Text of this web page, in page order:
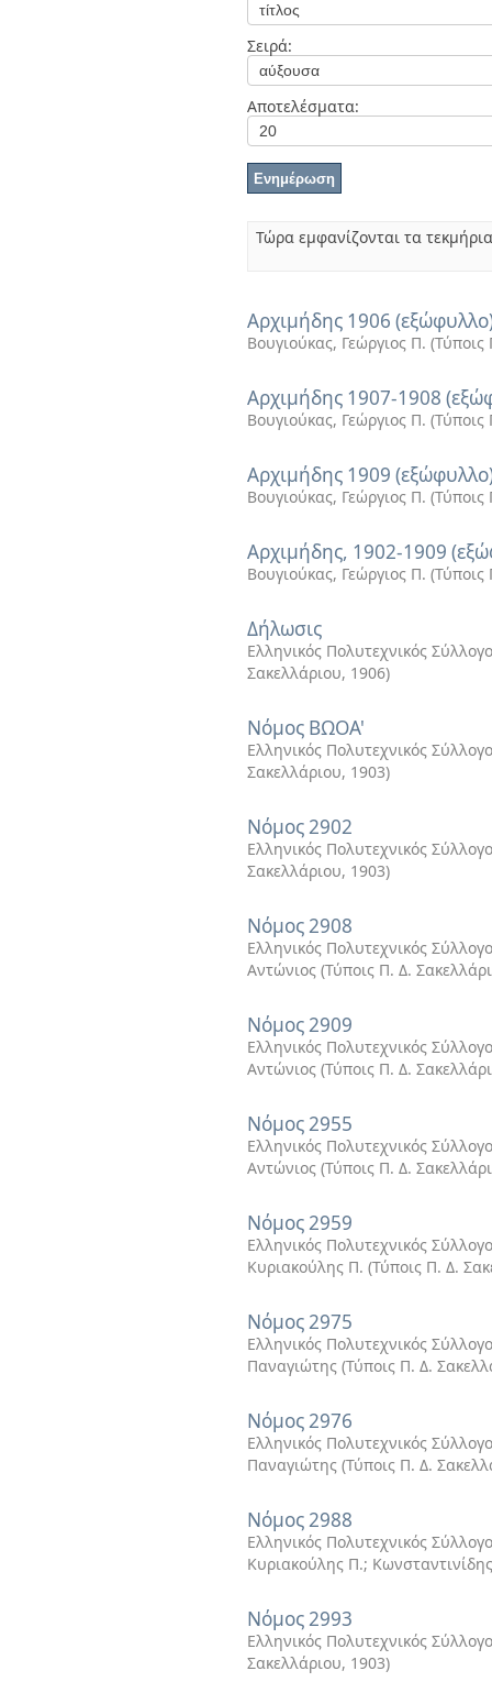
Σειρά:
Αποτελέσματα:
Τώρα εμφανίζονται τα
Αρχιμήδης 1906
Βουγιούκας, Γεώργιος Π. (Τύποις
Αρχιμήδης 1907-1908
Βουγιούκας, Γεώργιος Π. (Τύποις
Αρχιμήδης 1909
Βουγιούκας, Γεώργιος Π. (Τύποις
Αρχιμήδης, 1902-1909
Βουγιούκας, Γεώργιος Π. (Τύποις
Δήλωσις
Ελληνικός Πολυτεχνικός
Σακελλάριου, 1906)
Νόμος ΒΩΟΑ'
Ελληνικός Πολυτεχνικός
Σακελλάριου, 1903)
Νόμος 2902
Ελληνικός Πολυτεχνικός
Σακελλάριου, 1903)
Νόμος 2908
Ελληνικός Πολυτεχνικός
Αντώνιος (Τύποις Π. Δ.
Νόμος 2909
Ελληνικός Πολυτεχνικός
Αντώνιος (Τύποις Π. Δ.
Νόμος 2955
Ελληνικός Πολυτεχνικός
Αντώνιος (Τύποις Π. Δ.
Νόμος 2959
Ελληνικός Πολυτεχνικός
Κυριακούλης Π. (Τύποις Π. Δ.
Νόμος 2975
Ελληνικός Πολυτεχνικός
Παναγιώτης (Τύποις Π. Δ.
Νόμος 2976
Ελληνικός Πολυτεχνικός
Παναγιώτης (Τύποις Π. Δ.
Νόμος 2988
Ελληνικός Πολυτεχνικός
Κυριακούλης Π.;
Νόμος 2993
Ελληνικός Πολυτεχνικός
Σακελλάριου, 1903)